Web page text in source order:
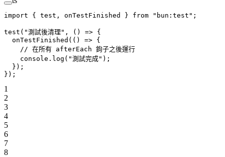
import { test, onTestFinished } from "bun:test" ;
test ( "測試後清理" , () => {
  onTestFinished
(() => {
    // 在所有 afterEach 鉤子之後運行
    console.
log ( "測試完成" );
  });
});
1
2
3
4
5
6
7
8